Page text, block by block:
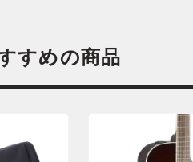
すめの商品